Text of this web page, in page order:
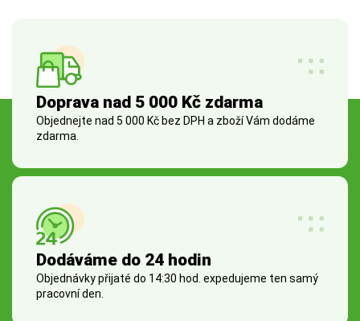
Doprava nad 5 000 Kč zdarma
Objednejte nad 5 000 Kč bez DPH a zboží Vám dodáme
zdarma.
Dodáváme do 24 hodin
Objednávky přijaté do 14:30 hod. expedujeme ten samý
pracovní den.